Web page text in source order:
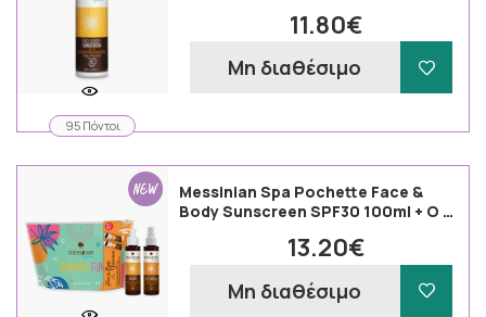
95 Πόντοι
11.80€
Μη διαθέσιμο
Messinian Spa Pochette Face &
Body Sunscreen SPF30 100ml + O …
13.20€
Μη διαθέσιμο